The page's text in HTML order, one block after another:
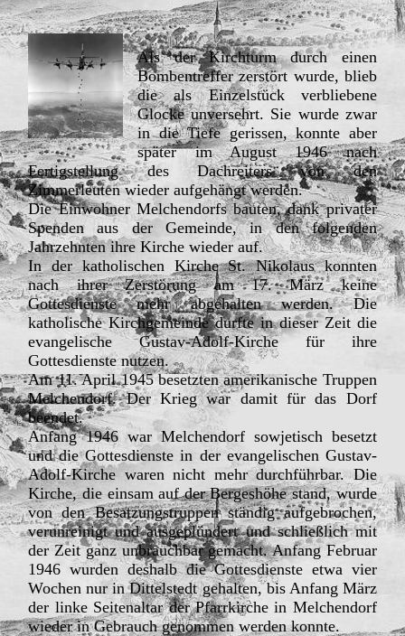
Als der Kirchturm durch einen
Bombentreffer zerstört wurde, blieb
die als Einzelstück verbliebene
Glocke unversehrt. Sie wurde zwar
in die Tiefe gerissen, konnte aber
später im August 1946 nach
Fertigstellung des Dachreiters von den
Zimmerleuten wieder aufgehängt werden.
Die Einwohner Melchendorfs bauten, dank privater
Spenden aus der Gemeinde, in den folgenden
Jahrzehnten ihre Kirche wieder auf.
In der katholischen Kirche St. Nikolaus konnten
nach ihrer Zerstörung am 17. März keine
Gottesdienste mehr abgehalten werden. Die
katholische Kirchgemeinde durfte in dieser Zeit die
evangelische Gustav-Adolf-Kirche für ihre
Gottesdienste nutzen.
Am 11. April 1945 besetzten amerikanische Truppen
Melchendorf. Der Krieg war damit für das Dorf
beendet.
Anfang 1946 war Melchendorf sowjetisch besetzt
und die Gottesdienste in der evangelischen Gustav-
Adolf-Kirche waren nicht mehr durchführbar. Die
Kirche, die einsam auf der Bergeshöhe stand, wurde
von den Besatzungstruppen ständig aufgebrochen,
verunreinigt und ausgeplündert und schließlich mit
der Zeit ganz unbrauchbar gemacht. Anfang Februar
1946 wurden deshalb die Gottesdienste etwa vier
Wochen nur in Dittelstedt gehalten, bis Anfang März
der linke Seitenaltar der Pfarrkirche in Melchendorf
wieder in Gebrauch genommen werden konnte.